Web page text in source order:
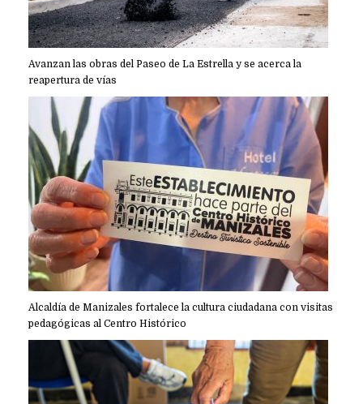
Avanzan las obras del Paseo de La Estrella y se acerca la
reapertura de vías
Alcaldía de Manizales fortalece la cultura ciudadana con visitas
pedagógicas al Centro Histórico